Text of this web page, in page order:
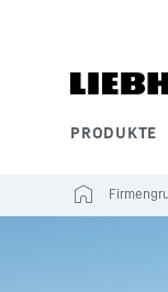
PRODUKTE